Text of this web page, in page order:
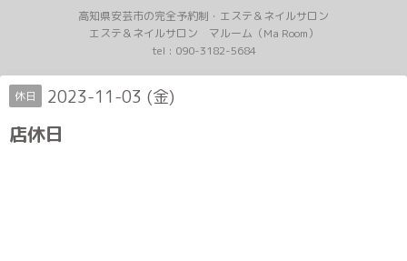
高知県安芸市の完全予約制・エステ＆ネイルサロン
エステ＆ネイルサロン マルーム（Ma Room）
tel : 090-3182-5684
休日 2023-11-03 (金)
店休日